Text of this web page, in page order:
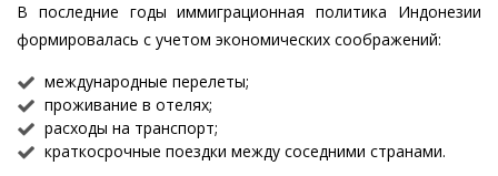
В последние годы иммиграционная политика Индонезии
формировалась с учетом экономических соображений:
международные перелеты;
проживание в отелях;
расходы на транспорт;
краткосрочные поездки между соседними странами.